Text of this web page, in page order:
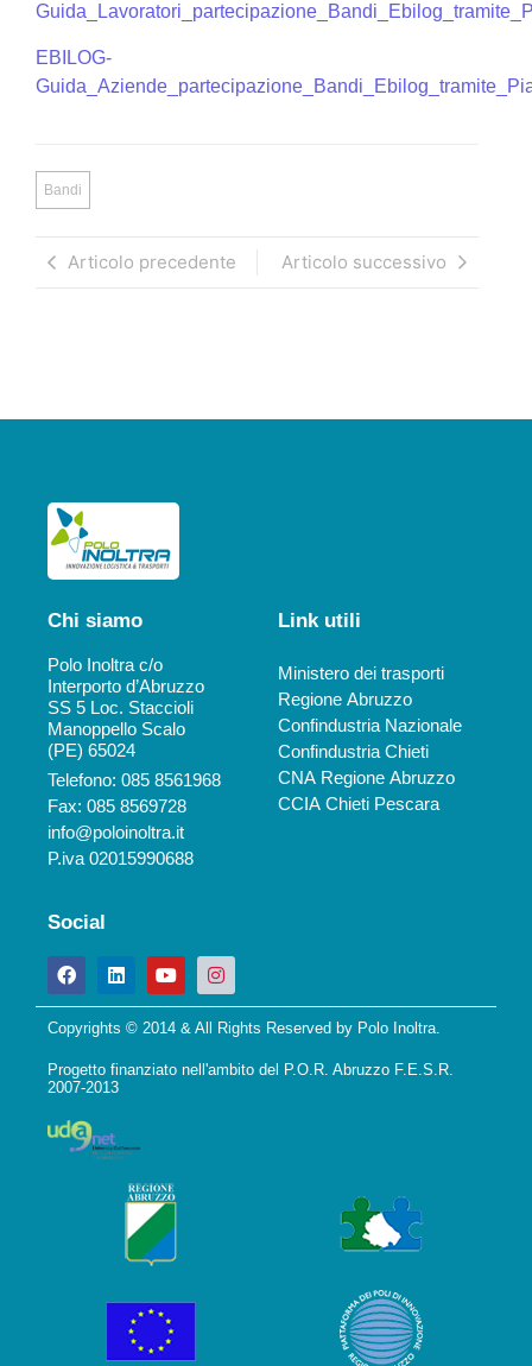
EBILOG-
Bandi
Articolo precedente Articolo successivo
Chi siamo
Polo Inoltra c/o
Interporto d’Abruzzo
SS 5 Loc. Staccioli
Manoppello Scalo
(PE) 65024
Telefono: 085 8561968
Fax: 085 8569728
info@poloinoltra.it
P.iva 02015990688
Link utili
Ministero dei trasporti
Regione Abruzzo
Confindustria Nazionale
Confindustria Chieti
CNA Regione Abruzzo
CCIA Chieti Pescara
Social
Copyrights © 2014 & All Rights Reserved by Polo Inoltra.
Progetto finanziato nell'ambito del P.O.R. Abruzzo F.E.S.R.
2007-2013